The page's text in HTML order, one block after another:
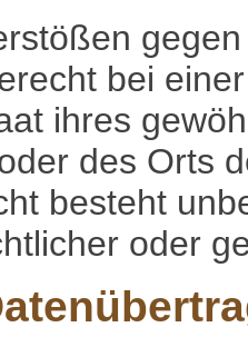
bei
ihres
des Orts
besteht
oder